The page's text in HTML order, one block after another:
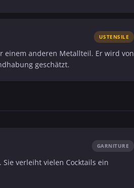
USTENSILE
einem anderen Metallteil. Er wird von
geschätzt.
GARNITURE
verleiht vielen Cocktails ein